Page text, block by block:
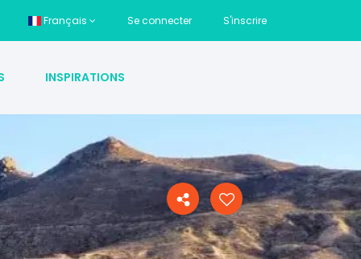
Français Se connecter S'inscrire
INSPIRATIONS